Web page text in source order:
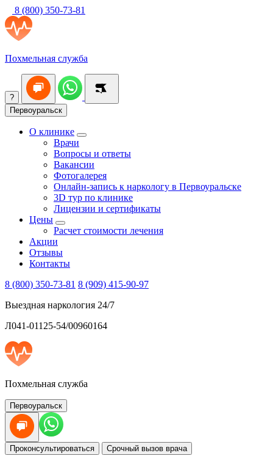
8 (800) 350-73-81
Похмельная служба
?
Первоуральск
О клинике
Врачи
Вопросы и ответы
Вакансии
Фотогалерея
Онлайн-запись к наркологу в Первоуральске
3D тур по клинике
Лицензии и сертификаты
Цены
Расчет стоимости лечения
Акции
Отзывы
Контакты
8 (800) 350-73-81 8 (909) 415-90-97
Выездная наркология 24/7
Л041-01125-54/00960164
Похмельная служба
Первоуральск
Проконсультироваться Срочный вызов врача